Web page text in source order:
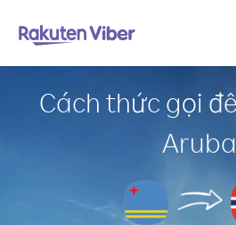
Cách thức gọi
Aruba